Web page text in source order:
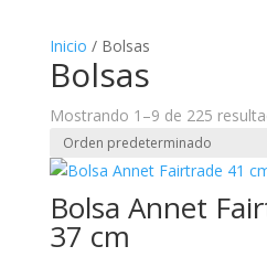
Inicio / Bolsas
Bolsas
Mostrando 1–9 de 225
Bolsa Annet
37 cm